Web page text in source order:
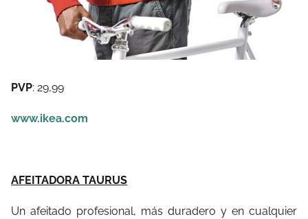
PVP: 29,99
www.ikea.com
AFEITADORA TAURUS
Un afeitado profesional, más duradero y en cualquier